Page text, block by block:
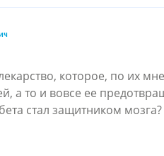
которое, по их
а то и вовсе ее
стал защитником мозга?